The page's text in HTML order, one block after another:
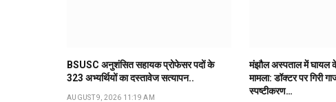
BSUSC अनुशंसित सहायक प्रोफेसर पदों के
323 अभ्यर्थियों का दस्तावेज सत्यापन..
AUGUST 9, 2026 11:19 AM
मंझौल अस्पताल में घायल के
मामला: डॉक्टर पर गिरी
स्पष्टीकरण…